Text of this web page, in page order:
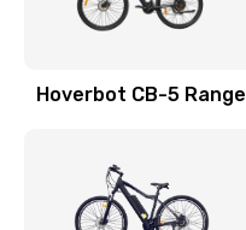
Hoverbot CB-5 Range